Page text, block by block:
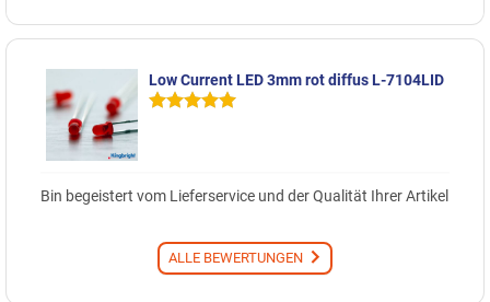
Low Current LED 3mm rot diffus L-7104LID
Bin begeistert vom Lieferservice und der Qualität Ihrer Artikel
ALLE BEWERTUNGEN